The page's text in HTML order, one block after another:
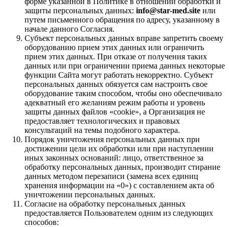
защиты персональных данных: info@star-med.site или
путем письменного обращения по адресу, указанному в
начале данного Согласия.
Субъект персональных данных вправе запретить своему
оборудованию прием этих данных или ограничить
прием этих данных. При отказе от получения таких
данных или при ограничении приема данных некоторые
функции Сайта могут работать некорректно. Субъект
персональных данных обязуется сам настроить свое
оборудование таким способом, чтобы оно обеспечивало
адекватный его желаниям режим работы и уровень
защиты данных файлов «cookie», а Организация не
предоставляет технологических и правовых
консультаций на темы подобного характера.
Порядок уничтожения персональных данных при
достижении цели их обработки или при наступлении
иных законных оснований: лицо, ответственное за
обработку персональных данных, производит стирание
данных методом перезаписи (замена всех единиц
хранения информации на «0») с составлением акта об
уничтожении персональных данных.
Согласие на обработку персональных данных
предоставляется Пользователем одним из следующих
способов: